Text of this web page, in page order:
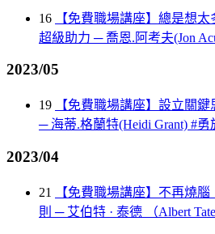
16
【免費職場講座】總是想
超級助力 ─ 喬恩.阿考夫(Jon
2023/05
19
【免費職場講座】設立關
─ 海蒂.格蘭特(Heidi Grant) #勇
2023/04
21
【免費職場講座】不再燒
則 ─ 艾伯特 · 泰德 （Albert